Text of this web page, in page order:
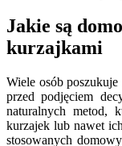
Jakie są
kurzajkami
Wiele osób
przed podjęciem
naturalnych metod,
kurzajek lub nawet
stosowanych